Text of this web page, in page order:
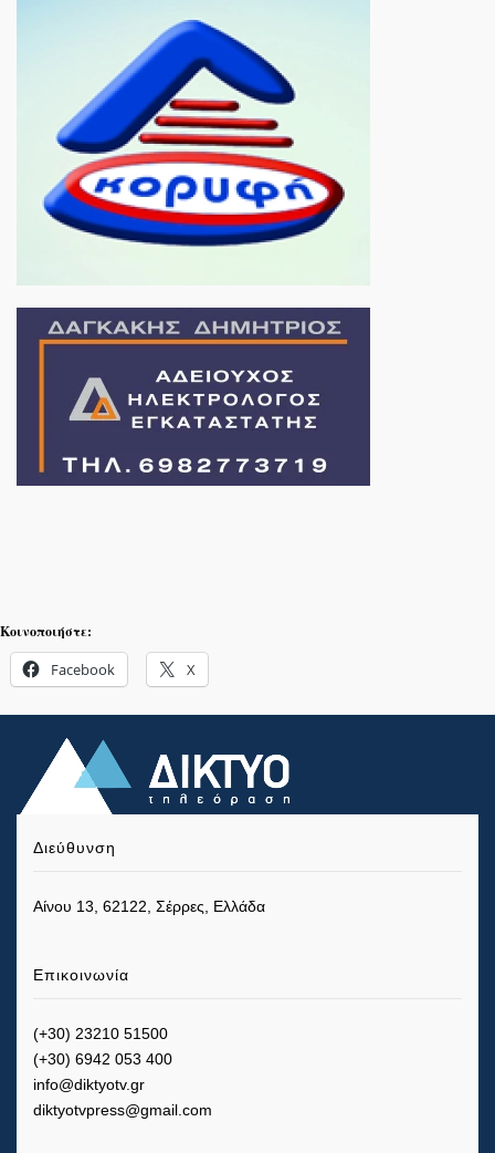
Κοινοποιήστε:
Facebook X
Διεύθυνση
Αίνου 13, 62122, Σέρρες, Ελλάδα
Επικοινωνία
(+30) 23210 51500
(+30) 6942 053 400
info@diktyotv.gr
diktyotvpress@gmail.com